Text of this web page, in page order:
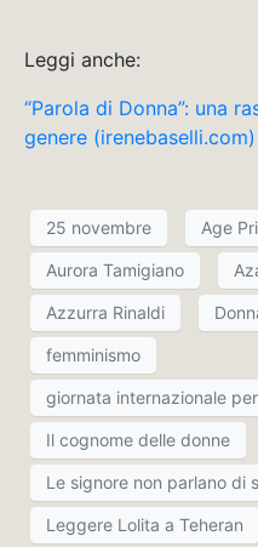
Leggi anche:
“Parola di Donna”: una
genere (irenebaselli.com)
25 novembre Age
Aurora Tamigiano
Azzurra Rinaldi
femminismo
giornata internazionale
Il cognome delle donne
Le signore non parlano di
Leggere Lolita a Teheran